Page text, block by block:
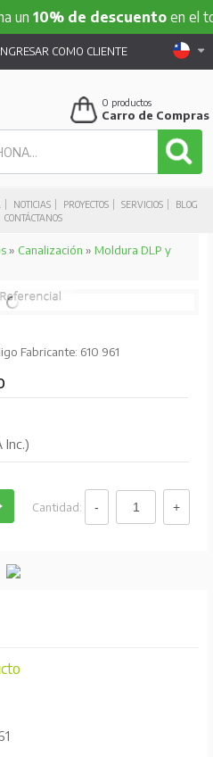
un10% de descuentoen el
NOTICIAS PROYECTOS SERVICIOS
BLOG
CONTÁCTANOS
COMO CLIENTE
0 productos
Carro de Compras
» Canalización » Moldura DLP y
Fabricante: 610 961
Inc.)
Cantidad: